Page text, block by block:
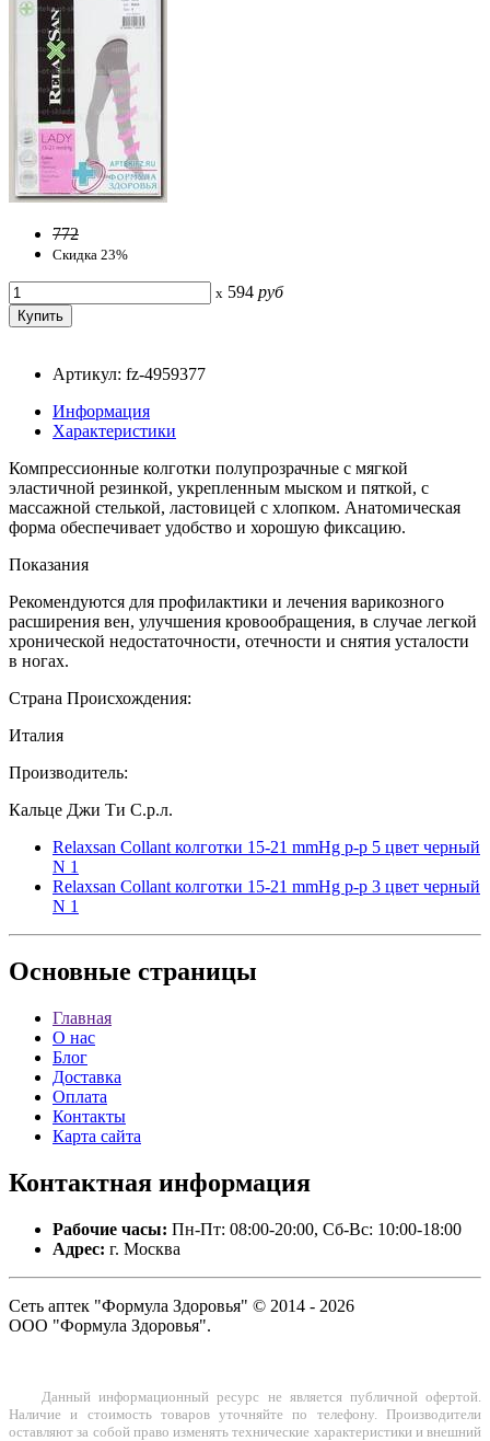
772
Скидка 23%
x 594 руб
Артикул: fz-4959377
Информация
Характеристики
Компрессионные колготки полупрозрачные с мягкой
эластичной резинкой, укрепленным мыском и пяткой, с
массажной стелькой, ластовицей с хлопком. Анатомическая
форма обеспечивает удобство и хорошую фиксацию.
Показания
Рекомендуются для профилактики и лечения варикозного
расширения вен, улучшения кровообращения, в случае легкой
хронической недостаточности, отечности и снятия усталости
в ногах.
Страна Происхождения:
Италия
Производитель:
Кальце Джи Ти С.р.л.
Relaxsan Collant колготки 15-21 mmHg р-р 5 цвет черный
N 1
Relaxsan Collant колготки 15-21 mmHg р-р 3 цвет черный
N 1
Основные страницы
Главная
О нас
Блог
Доставка
Оплата
Контакты
Карта сайта
Контактная информация
Рабочие часы: Пн-Пт: 08:00-20:00, Сб-Вс: 10:00-18:00
Адрес: г. Москва
Сеть аптек "Формула Здоровья" © 2014 - 2026
ООО "Формула Здоровья".
Данный информационный ресурс не является публичной офертой.
Наличие и стоимость товаров уточняйте по телефону. Производители
оставляют за собой право изменять технические характеристики и внешний